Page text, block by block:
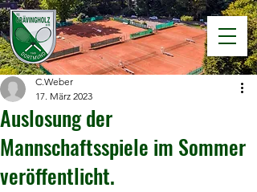
Auslosung der
Mannschaftsspiele im Sommer
veröffentlicht.
C.Weber
17. März 2023